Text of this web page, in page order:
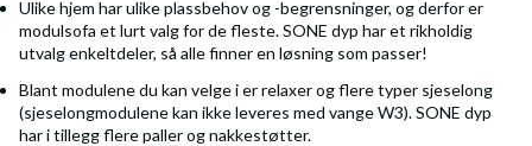
Ulike hjem har ulike plassbehov og -begrensninger, og derfor er
modulsofa et lurt valg for de fleste. SONE dyp har et rikholdig
utvalg enkeltdeler, så alle finner en løsning som passer!
Blant modulene du kan velge i er relaxer og flere typer sjeselong
(sjeselongmodulene kan ikke leveres med vange W3). SONE dyp
har i tillegg flere paller og nakkestøtter.